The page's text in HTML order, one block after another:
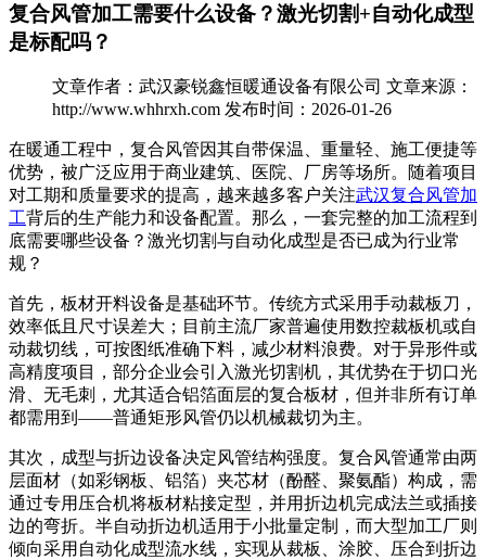
复合风管加工需要什么设备？激光切割+自动化成型
是标配吗？
文章作者：武汉豪锐鑫恒暖通设备有限公司 文章来源：
http://www.whhrxh.com 发布时间：2026-01-26
在暖通工程中，复合风管因其自带保温、重量轻、施工便捷等
优势，被广泛应用于商业建筑、医院、厂房等场所。随着项目
对工期和质量要求的提高，越来越多客户关注武汉复合风管加
工背后的生产能力和设备配置。那么，一套完整的加工流程到
底需要哪些设备？激光切割与自动化成型是否已成为行业常
规？
首先，板材开料设备是基础环节。传统方式采用手动裁板刀，
效率低且尺寸误差大；目前主流厂家普遍使用数控裁板机或自
动裁切线，可按图纸准确下料，减少材料浪费。对于异形件或
高精度项目，部分企业会引入激光切割机，其优势在于切口光
滑、无毛刺，尤其适合铝箔面层的复合板材，但并非所有订单
都需用到——普通矩形风管仍以机械裁切为主。
其次，成型与折边设备决定风管结构强度。复合风管通常由两
层面材（如彩钢板、铝箔）夹芯材（酚醛、聚氨酯）构成，需
通过专用压合机将板材粘接定型，并用折边机完成法兰或插接
边的弯折。半自动折边机适用于小批量定制，而大型加工厂则
倾向采用自动化成型流水线，实现从裁板、涂胶、压合到折边